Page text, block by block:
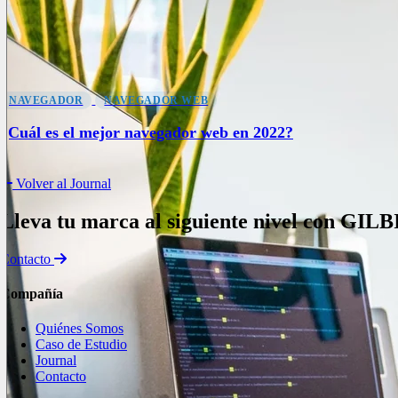
NAVEGADOR NAVEGADOR WEB
¿Cuál es el mejor navegador web en 2022?
Volver al Journal
Lleva tu marca al siguiente nivel con
Contacto
Compañía
Quiénes Somos
Caso de Estudio
Journal
Contacto